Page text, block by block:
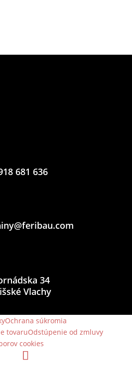
681 636
34
Vlachy
Ochrana súkromia
tovaruOdstúpenie od zmluvy
cookies